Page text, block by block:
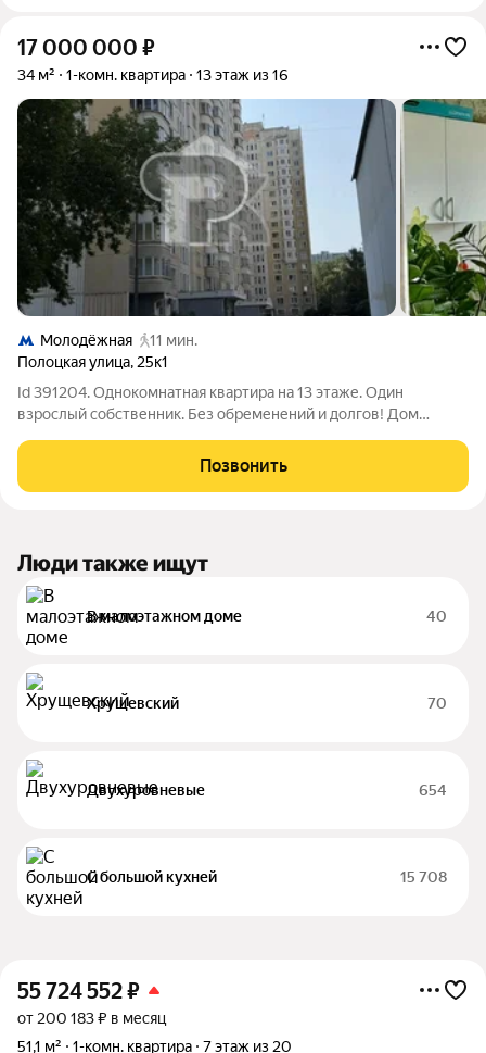
17 000 000 ₽
34 м² 1-комн. квартира 13 этаж из 16
Молодёжная
11 мин.
Полоцкая улица, 25к1
Id 391204. Однокомнатная квартира на 13 этаже. Один
взрослый собственник. Без обременений и долгов! Дом
одинаковой пешей доступности до м. Кунцевская или м.
Молодежная. Район отличается развитой
Позвонить
Люди также ищут
В малоэтажном доме 40
Хрущевский 70
Двухуровневые 654
С большой кухней 15 708
55 724 552₽
от 200 183 ₽ в месяц
51,1 м²
1-комн. квартира 7 этаж из 20